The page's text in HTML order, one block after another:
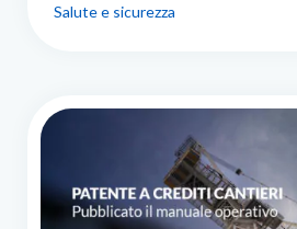
Salute e sicurezza